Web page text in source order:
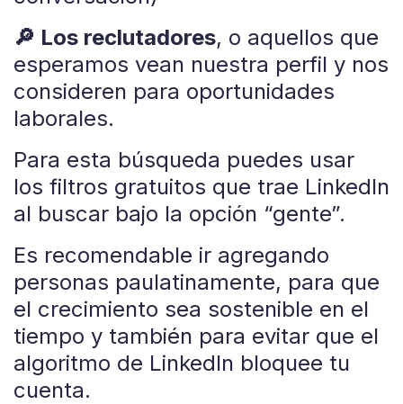
🔎 Los reclutadores, o aquellos que
esperamos vean nuestra perfil y nos
consideren para oportunidades
laborales.
Para esta búsqueda puedes usar
los filtros gratuitos que trae LinkedIn
al buscar bajo la opción “gente”.
Es recomendable ir agregando
personas paulatinamente, para que
el crecimiento sea sostenible en el
tiempo y también para evitar que el
algoritmo de LinkedIn bloquee tu
cuenta.